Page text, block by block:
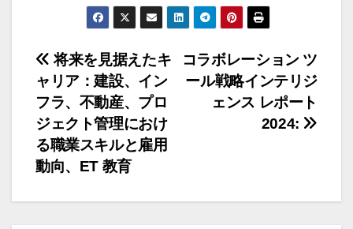
投
稿
ナ
ビ
ゲ
コラボレーション ツ
ール戦略インテリジ
ェンス レポート
2024:
将来を見据えたキ
ャリア：建設、イン
フラ、不動産、プロ
ジェクト管理におけ
る職業スキルと雇用
動向、ET 教育